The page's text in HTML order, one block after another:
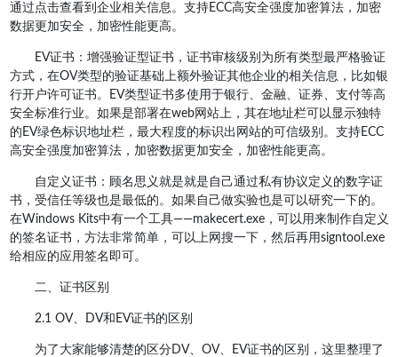
通过点击查看到企业相关信息。支持ECC高安全强度加密算法，加密
数据更加安全，加密性能更高。
EV证书：增强验证型证书，证书审核级别为所有类型最严格验证
方式，在OV类型的验证基础上额外验证其他企业的相关信息，比如银
行开户许可证书。EV类型证书多使用于银行、金融、证券、支付等高
安全标准行业。如果是部署在web网站上，其在地址栏可以显示独特
的EV绿色标识地址栏，最大程度的标识出网站的可信级别。支持ECC
高安全强度加密算法，加密数据更加安全，加密性能更高。
自定义证书：顾名思义就是就是自己通过私有协议定义的数字证
书，受信任等级也是最低的。如果自己做实验也是可以研究一下的。
在Windows Kits中有一个工具——makecert.exe，可以用来制作自定义
的签名证书，方法非常简单，可以上网搜一下，然后再用signtool.exe
给相应的应用签名即可。
二、证书区别
2.1 OV、DV和EV证书的区别
为了大家能够清楚的区分DV、OV、EV证书的区别，这里整理了